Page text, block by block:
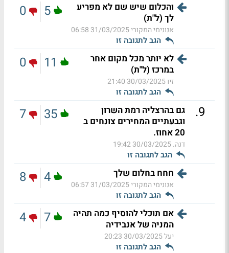
והכלום שיש שם לא מפריע
לך (ל"ת)
אנונימי המקורי31/03/2025 06:58
הגב לתגובה זו
5
0
לא יותר מכל מקום אחר
במרכז (ל"ת)
זיו30/03/2025 21:40
הגב לתגובה זו
11
0
9
.
גם בהרצליה רמת השרון
וגבעתיים המחירים צונחים ב
20 אחוז.
דנה.30/03/2025 19:42
הגב לתגובה זו
35
7
חחח בחלום שלך
אנונימי המקורי31/03/2025 06:57
הגב לתגובה זו
4
8
אם תוכלי להוסיף כמה תהיה
המניה של אנבידיה
יעל30/03/2025 20:23
הגב לתגובה זו
7
4